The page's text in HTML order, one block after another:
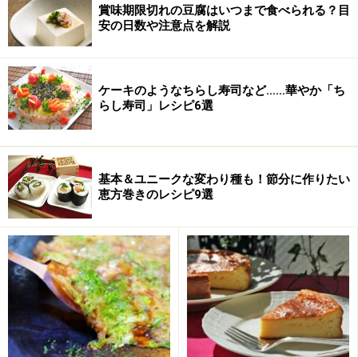
賞味期限切れの豆腐はいつまで食べられる？目
安の日数や注意点を解説
ケーキのようなちらし寿司など……華やか「ち
らし寿司」レシピ6選
基本＆ユニークな変わり種も！節分に作りたい
恵方巻きのレシピ9選